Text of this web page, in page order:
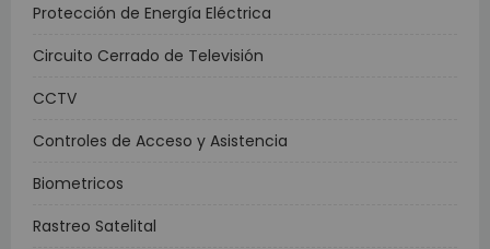
Protección de Energía Eléctrica
Circuito Cerrado de Televisión
CCTV
Controles de Acceso y Asistencia
Biometricos
Rastreo Satelital